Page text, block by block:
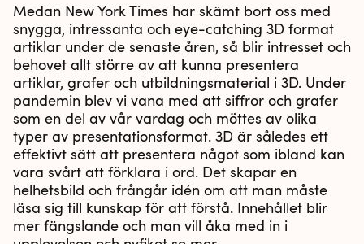
Medan New York Times har skämt bort oss med
snygga, intressanta och eye-catching 3D format
artiklar under de senaste åren, så blir intresset och
behovet allt större av att kunna presentera
artiklar, grafer och utbildningsmaterial i 3D. Under
pandemin blev vi vana med att siffror och grafer
som en del av vår vardag och möttes av olika
typer av presentationsformat. 3D är således ett
effektivt sätt att presentera något som ibland kan
vara svårt att förklara i ord. Det skapar en
helhetsbild och frångår idén om att man måste
läsa sig till kunskap för att förstå. Innehållet blir
mer fängslande och man vill åka med in i